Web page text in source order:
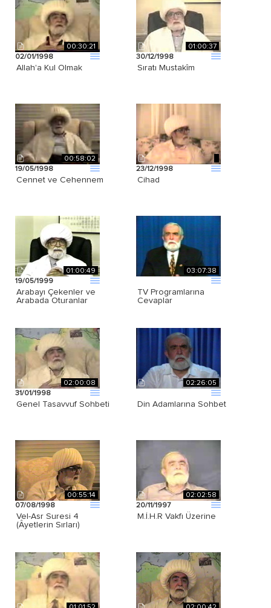
00:30:21
02/01/1998
Allah'a Kul Olmak
01:00:37
30/12/1998
Sıratı Mustakîm
00:58:02
19/05/1998
Cennet ve Cehennem
23/12/1998
Cihad
01:00:49
19/05/1999
Arabayı Çekenler ve
Arabada Oturanlar
03:07:38
TV Programlarına
Cevaplar
02:00:08
31/01/1998
Genel Tasavvuf Sohbeti
02:26:05
Din Adamlarına Sohbet
00:55:14
07/08/1998
Vel-Asr Suresi 4
(Âyetlerin Sırları)
02:02:58
20/11/1997
M.İ.H.R Vakfı Üzerine